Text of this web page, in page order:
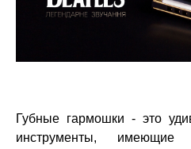
Губные гармошки - это
инструменты,